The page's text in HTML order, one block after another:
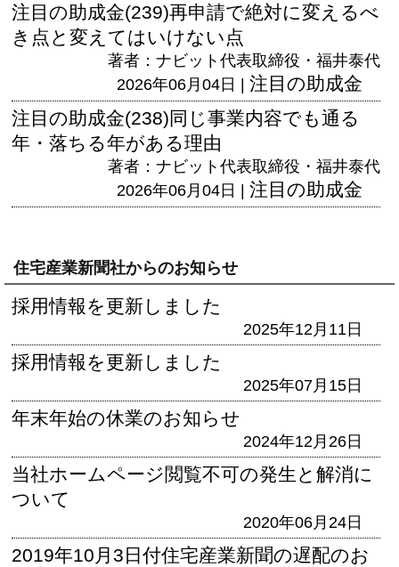
注目の助成金(239)再申請で絶対に変えるべ
き点と変えてはいけない点
著者：ナビット代表取締役・福井泰代
2026年06月04日 | 注目の助成金
注目の助成金(238)同じ事業内容でも通る
年・落ちる年がある理由
著者：ナビット代表取締役・福井泰代
2026年06月04日 | 注目の助成金
住宅産業新聞社からのお知らせ
採用情報を更新しました
2025年12月11日
採用情報を更新しました
2025年07月15日
年末年始の休業のお知らせ
2024年12月26日
当社ホームページ閲覧不可の発生と解消に
ついて
2020年06月24日
2019年10月3日付住宅産業新聞の遅配のお